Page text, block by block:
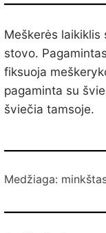
Meškerės
stovo.
fiksuoja
pagaminta su
šviečia tamsoje.
Medžiaga: